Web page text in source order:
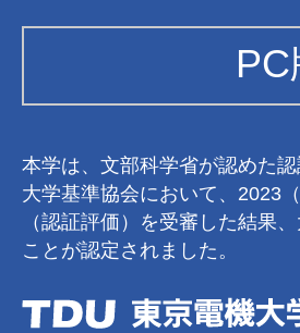
本学は、文部科学省が認めた
大学基準協会において、2023
（認証評価）を受審した結果
ことが認定されました。